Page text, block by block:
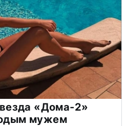
«Дома-2»
мужем